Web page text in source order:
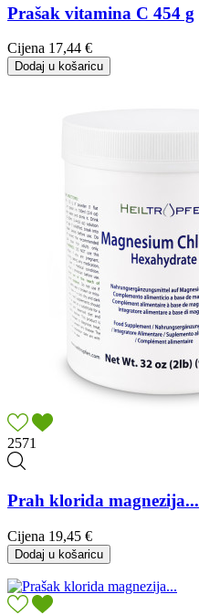
Prašak vitamina C 454 g
Cijena 17,44 €
Dodaj u košaricu
2571
Prah klorida magnezija...
Cijena 19,45 €
Dodaj u košaricu